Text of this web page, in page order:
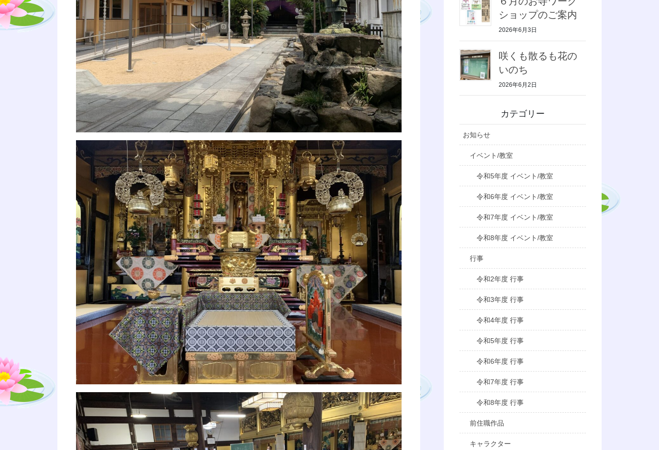
ショップのご案内
2026年6月3日
咲くも散るも花の
いのち
2026年6月2日
カテゴリー
お知らせ
イベント/教室
令和5年度 イベント/教室
令和6年度 イベント/教室
令和7年度 イベント/教室
令和8年度 イベント/教室
行事
令和2年度 行事
令和3年度 行事
令和4年度 行事
令和5年度 行事
令和6年度 行事
令和7年度 行事
令和8年度 行事
前住職作品
キャラクター